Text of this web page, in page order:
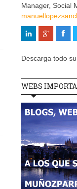
Manager, Social
Descarga todo su
WEBS